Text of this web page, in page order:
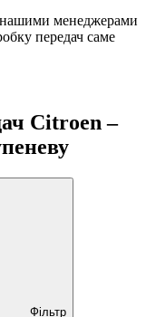
нашими менеджерами
передач саме
Citroen –
Фільтр